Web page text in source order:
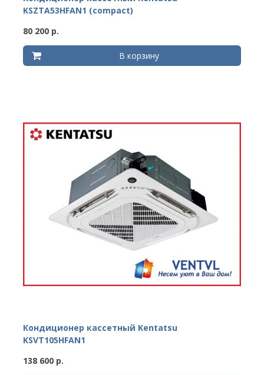
KSZTA53HFAN1 (compact)
80 200 р.
В корзину
Кондиционер кассетный Kentatsu
KSVT105HFAN1
138 600 р.